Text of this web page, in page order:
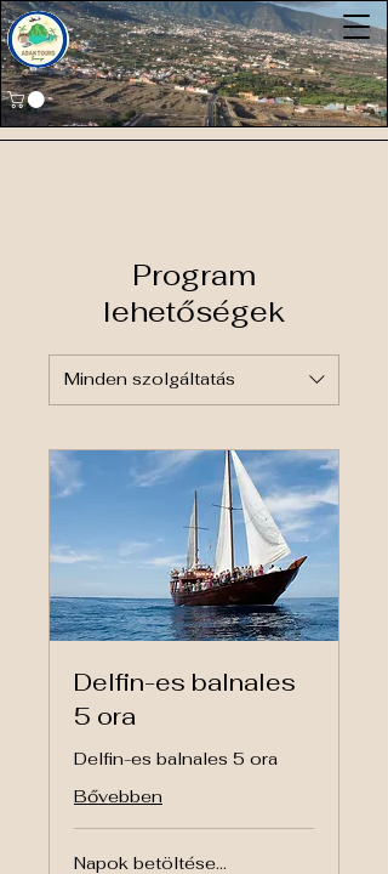
Program
lehetőségek
Minden szolgáltatás
Delfin-es balnales
5 ora
Delfin-es balnales 5 ora
Bővebben
Napok betöltése...